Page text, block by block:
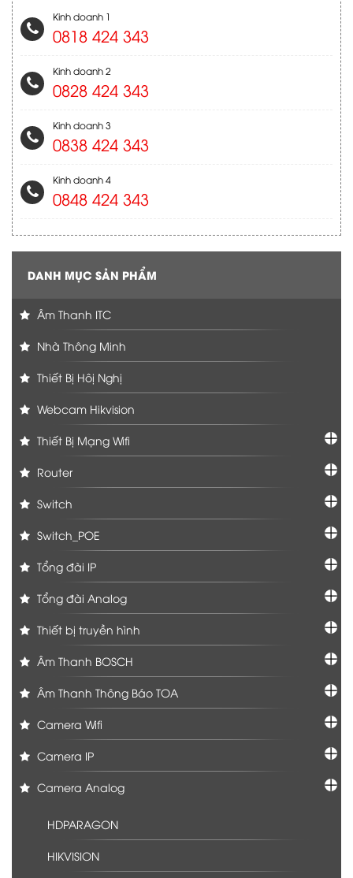
Kinh doanh 1
0818 424 343
Kinh doanh 2
0828 424 343
Kinh doanh 3
0838 424 343
Kinh doanh 4
0848 424 343
DANH MỤC SẢN PHẨM
Âm Thanh ITC
Nhà Thông Minh
Thiết Bị Hôị Nghị
Webcam Hikvision
Thiết Bị Mạng Wifi
Router
Switch
Switch_POE
Tổng đài IP
Tổng đài Analog
Thiết bị truyền hình
Âm Thanh BOSCH
Âm Thanh Thông Báo TOA
Camera Wifi
Camera IP
Camera Analog
HDPARAGON
HIKVISION